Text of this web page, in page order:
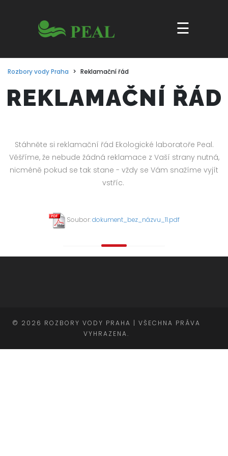
☰
REKLAMAČNÍ ŘÁD
Stáhněte si reklamační řád Ekologické laboratoře Peal.
Věšříme, že nebude žádná reklamace z Vaší strany nutná,
nicméně pokud se tak stane - vždy se Vám snažíme vyjít
vstříc.
Soubor: dokument_bez_názvu_11.pdf
© 2026 ROZBORY VODY PRAHA | VŠECHNA PRÁVA
VYHRAZENA.